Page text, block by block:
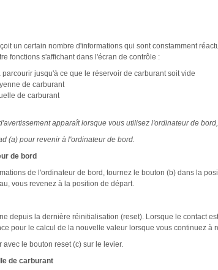
un certain nombre d'informations qui sont constamment
fonctions s'affichant dans l'écran de contrôle :
parcourir jusqu'à ce que le réservoir de carburant soit vide
de carburant
de carburant
apparaît lorsque vous utilisez l'ordinateur de
(a) pour revenir à l'ordinateur de bord.
de bord
de l'ordinateur de bord, tournez le bouton (b) dans la
vous revenez à la position de départ.
depuis la dernière réinitialisation (reset). Lorsque le contact
pour le calcul de la nouvelle valeur lorsque vous continuez à
avec le bouton reset (c) sur le levier.
de carburant